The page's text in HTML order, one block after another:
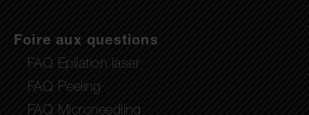
Foire aux questions
FAQ Epilation laser
FAQ Peeling
FAQ Microneedling